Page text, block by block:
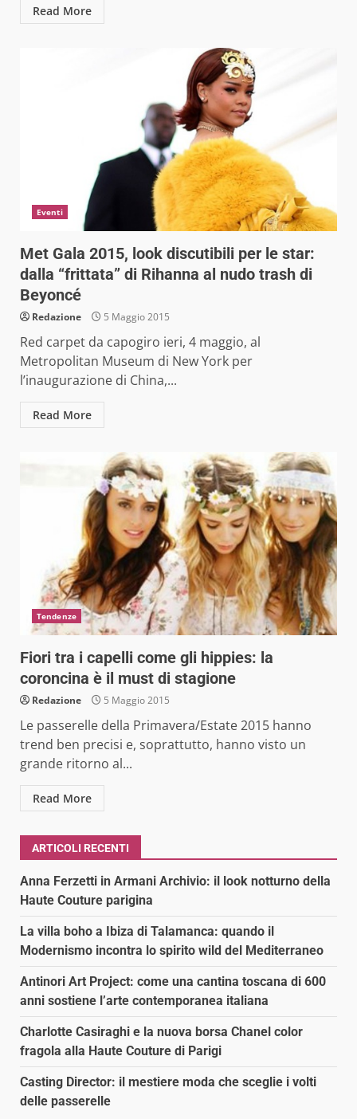
Read More
Eventi
Met Gala 2015, look discutibili per le star:
dalla “frittata” di Rihanna al nudo trash di
Beyoncé
Redazione 5 Maggio 2015
Red carpet da capogiro ieri, 4 maggio, al
Metropolitan Museum di New York per
l’inaugurazione di China,...
Read More
Tendenze
Fiori tra i capelli come gli hippies: la
coroncina è il must di stagione
Redazione 5 Maggio 2015
Le passerelle della Primavera/Estate 2015 hanno
trend ben precisi e, soprattutto, hanno visto un
grande ritorno al...
Read More
ARTICOLI RECENTI
Anna Ferzetti in Armani Archivio: il look notturno della
Haute Couture parigina
La villa boho a Ibiza di Talamanca: quando il
Modernismo incontra lo spirito wild del Mediterraneo
Antinori Art Project: come una cantina toscana di 600
anni sostiene l’arte contemporanea italiana
Charlotte Casiraghi e la nuova borsa Chanel color
fragola alla Haute Couture di Parigi
Casting Director: il mestiere moda che sceglie i volti
delle passerelle